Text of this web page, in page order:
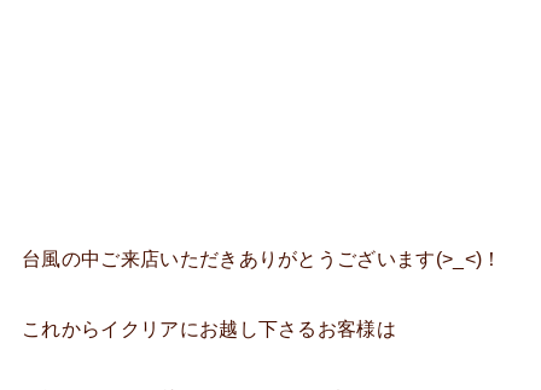
台風の中ご来店いただきありがとうございます(>_<)！
これからイクリアにお越し下さるお客様は